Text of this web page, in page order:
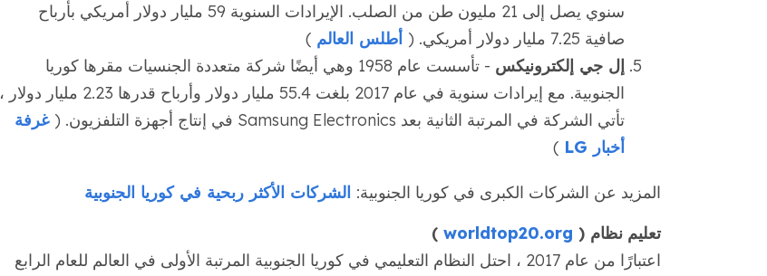
سنوي يصل إلى 21 مليون طن من الصلب. الإيرادات السنوية 59 مليار دولار أمريكي بأرباح
صافية 7.25 مليار دولار أمريكي. (
أطلس العالم )
إل جي إلكترونيكس
- تأسست عام 1958 وهي أيضًا شركة متعددة الجنسيات مقرها كوريا
الجنوبية. مع إيرادات سنوية في عام 2017 بلغت 55.4 مليار دولار وأرباح قدرها 2.23 مليار دولار ،
تأتي الشركة في المرتبة الثانية بعد Samsung Electronics في إنتاج أجهزة التلفزيون. (
غرفة
أخبار LG
)
المزيد عن الشركات الكبرى في كوريا الجنوبية: الشركات الأكثر ربحية في كوريا الجنوبية
تعليم نظام (
)
اعتبارًا من عام 2017 ، احتل النظام التعليمي في كوريا الجنوبية المرتبة الأولى في العالم للعام الرابع